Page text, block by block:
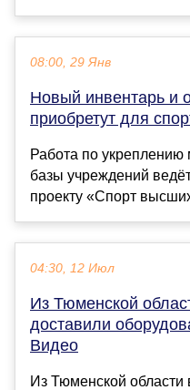
08:00, 29 Янв
Новый инвентарь и
приобретут для
Работа по укреплению
базы учреждений
проекту «Спорт
04:30, 12 Июл
Из Тюменской
доставили
Видео
Из Тюменской области